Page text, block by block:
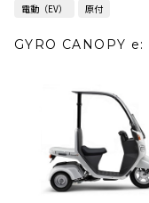
電動（EV） 原付
GYRO CANOPY e: